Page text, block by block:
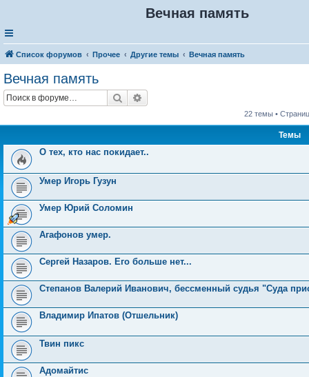
Вечная память
Список форумов Прочее Другие темы Вечная память
Вечная память
Поиск
22 темы •
Темы
О тех, кто нас покидает..
Умер Игорь Гузун
Умер Юрий Соломин
Агафонов умер.
Сергей Назаров. Его больше нет...
Степанов Валерий Иванович, бессменный судья "Суда
Владимир Ипатов (Отшельник)
Твин пикс
Адомайтис